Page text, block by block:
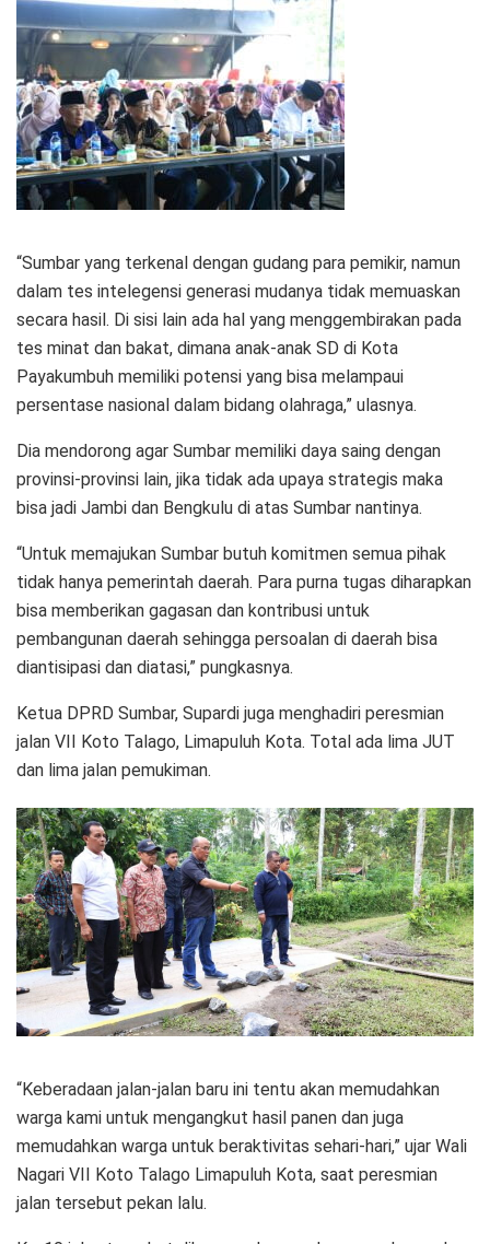
“Sumbar yang terkenal dengan gudang para pemikir, namun
dalam tes intelegensi generasi mudanya tidak memuaskan
secara hasil. Di sisi lain ada hal yang menggembirakan pada
tes minat dan bakat, dimana anak-anak SD di Kota
Payakumbuh memiliki potensi yang bisa melampaui
persentase nasional dalam bidang olahraga,” ulasnya.
Dia mendorong agar Sumbar memiliki daya saing dengan
provinsi-provinsi lain, jika tidak ada upaya strategis maka
bisa jadi Jambi dan Bengkulu di atas Sumbar nantinya.
“Untuk memajukan Sumbar butuh komitmen semua pihak
tidak hanya pemerintah daerah. Para purna tugas diharapkan
bisa memberikan gagasan dan kontribusi untuk
pembangunan daerah sehingga persoalan di daerah bisa
diantisipasi dan diatasi,” pungkasnya.
Ketua DPRD Sumbar, Supardi juga menghadiri peresmian
jalan VII Koto Talago, Limapuluh Kota. Total ada lima JUT
dan lima jalan pemukiman.
“Keberadaan jalan-jalan baru ini tentu akan memudahkan
warga kami untuk mengangkut hasil panen dan juga
memudahkan warga untuk beraktivitas sehari-hari,” ujar Wali
Nagari VII Koto Talago Limapuluh Kota, saat peresmian
jalan tersebut pekan lalu.